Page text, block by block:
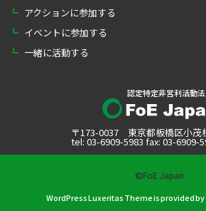
アクションに参加する
イベントに参加する
一緒に活動する
認定特定非営利活動法
〒173-0037 東京都板橋区小茂
tel: 03-6909-5983 fax: 03-6909-
©FoE Japan
WordPress Luxeritas Theme is provided by